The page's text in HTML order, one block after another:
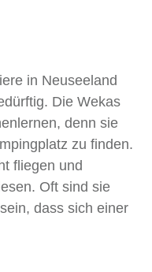
in Neuseeland
Die Wekas
denn sie
zu finden.
fliegen und
Oft sind sie
dass sich einer